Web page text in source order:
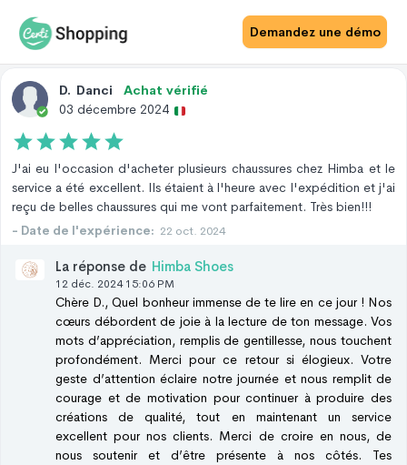
Demandez une démo
Avis Produit
D. Danci
Achat vérifié
03 décembre 2024
J'ai eu l'occasion d'acheter plusieurs chaussures chez Himba et le
service a été excellent. Ils étaient à l'heure avec l'expédition et j'ai
reçu de belles chaussures qui me vont parfaitement. Très bien!!!
- Date de l'expérience: 22 oct. 2024
La réponse de Himba Shoes
12 déc. 2024 15:06 PM
Chère D., Quel bonheur immense de te lire en ce jour ! Nos
cœurs débordent de joie à la lecture de ton message. Vos
mots d’appréciation, remplis de gentillesse, nous touchent
profondément. Merci pour ce retour si élogieux. Votre
geste d’attention éclaire notre journée et nous remplit de
courage et de motivation pour continuer à produire des
créations de qualité, tout en maintenant un service
excellent pour nos clients. Merci de croire en nous, de
nous soutenir et d’être présente à nos côtés. Tes